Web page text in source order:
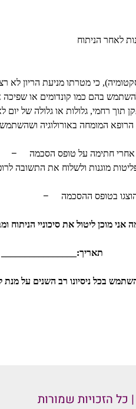
כי מטרתו מניעת הריון לא
בהם כמו קונדומים או
רחמי, גלולות או גלולה של יום
המומחה באורולוגיה
– אחרי חתימה על טופס הסכמה
– בטופס ההסכמה
מוכן ליטול את סיכוניי הניתוח
תאריך:________________
בכל ניסיונו רב השנים על